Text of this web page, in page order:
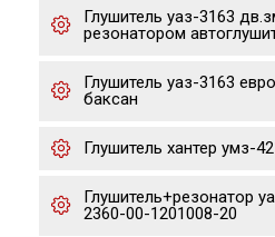
Глушитель уаз-3163
резонатором
Глушитель уаз-3163
баксан
Глушитель хантер умз-
Глушитель+резонатор
2360-00-1201008-20